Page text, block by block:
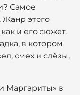
Самое
Жанр этого
и его сюжет.
в котором
смех и слёзы,
Маргариты» в